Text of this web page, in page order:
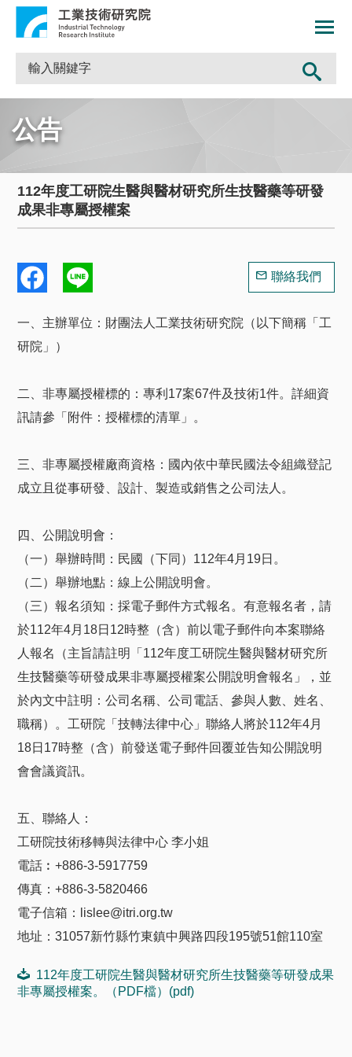
公告
112年度工研院生醫與醫材研究所生技醫藥等研發
成果非專屬授權案
聯絡我們
一、主辦單位：財團法人工業技術研究院（以下簡稱「工
研院」）
二、非專屬授權標的：專利17案67件及技術1件。詳細資
訊請參「附件：授權標的清單」。
三、非專屬授權廠商資格：國內依中華民國法令組織登記
成立且從事研發、設計、製造或銷售之公司法人。
四、公開說明會：
（一）舉辦時間：民國（下同）112年4月19日。
（二）舉辦地點：線上公開說明會。
（三）報名須知：採電子郵件方式報名。有意報名者，請
於112年4月18日12時整（含）前以電子郵件向本案聯絡
人報名（主旨請註明「112年度工研院生醫與醫材研究所
生技醫藥等研發成果非專屬授權案公開說明會報名」，並
於內文中註明：公司名稱、公司電話、參與人數、姓名、
職稱）。工研院「技轉法律中心」聯絡人將於112年4月
18日17時整（含）前發送電子郵件回覆並告知公開說明
會會議資訊。
五、聯絡人：
工研院技術移轉與法律中心 李小姐
電話︰+886-3-5917759
傳真：+886-3-5820466
電子信箱：
lislee@itri.org.tw
地址：31057新竹縣竹東鎮中興路四段195號51館110室
112年度工研院生醫與醫材研究所生技醫藥等研發成果
非專屬授權案。（PDF檔）(pdf)